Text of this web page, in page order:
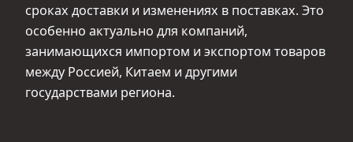
сроках доставки и изменениях в поставках. Это
особенно актуально для компаний,
занимающихся импортом и экспортом товаров
между Россией, Китаем и другими
государствами региона.